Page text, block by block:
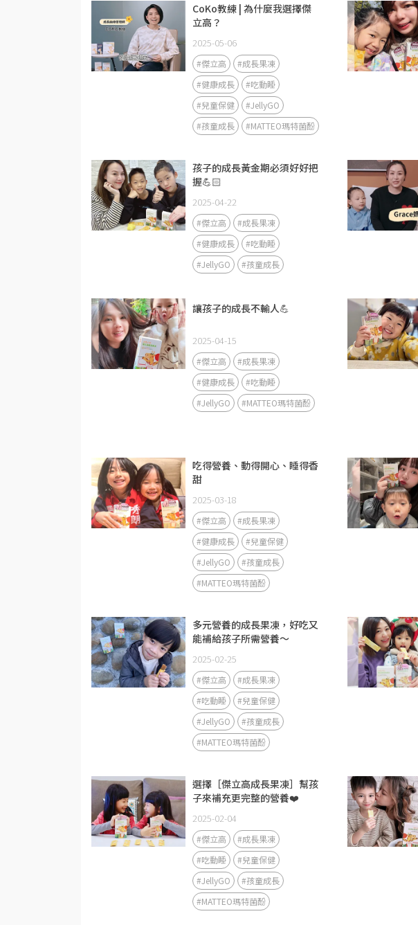
CoKo教練 | 為什麼我選擇傑
立高？
2025-05-06
#傑立高
#成長果凍
#健康成長
#吃動睡
#兒童保健
#JellyGO
#孩童成長
#MATTEO瑪特菌酚
孩子的成長黃金期必須好好把
握💪🏻
2025-04-22
#傑立高
#成長果凍
#健康成長
#吃動睡
#JellyGO
#孩童成長
讓孩子的成長不輸人💪
2025-04-15
#傑立高
#成長果凍
#健康成長
#吃動睡
#JellyGO
#MATTEO瑪特菌酚
吃得營養、動得開心、睡得香
甜
2025-03-18
#傑立高
#成長果凍
#健康成長
#兒童保健
#JellyGO
#孩童成長
#MATTEO瑪特菌酚
多元營養的成長果凍，好吃又
能補給孩子所需營養～
2025-02-25
#傑立高
#成長果凍
#吃動睡
#兒童保健
#JellyGO
#孩童成長
#MATTEO瑪特菌酚
選擇［傑立高成長果凍］幫孩
子來補充更完整的營養❤️
2025-02-04
#傑立高
#成長果凍
#吃動睡
#兒童保健
#JellyGO
#孩童成長
#MATTEO瑪特菌酚